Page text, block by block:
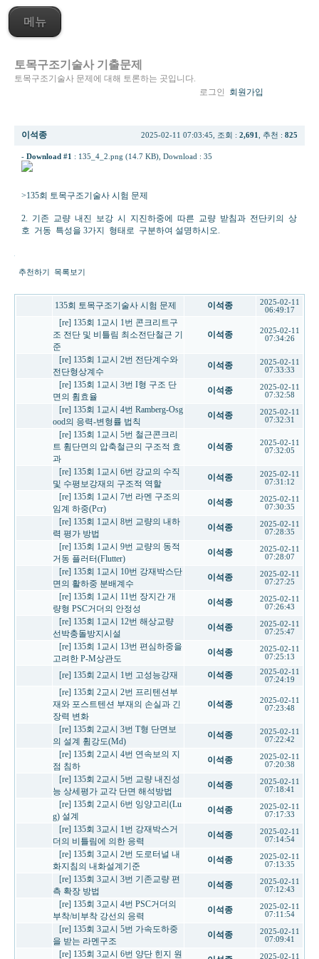
메뉴
토목구조기술사 기출문제
토목구조기술사 문제에 대해 토론하는 곳입니다.
로그인
회원가입
이석종 2025-02-11 07:03:45, 조회 : 2,691 , 추천 : 825
- Download #1 : 135_4_2.png (14.7 KB) , Download : 35
>135회 토목구조기술사 시험 문제
2. 기존 교량 내진 보강 시 지진하중에 따른 교량 받침과 전단키의 상
호 거동 특성을 3가지 형태로 구분하여 설명하시오.
추천하기 목록보기
135회 토목구조기술사 시험 문제 이석종
2025-02-11
06:49:17
[re] 135회 1교시 1번 콘크리트구
조 전단 및 비틀림 최소전단철근 기
준
이석종
2025-02-11
07:34:26
[re] 135회 1교시 2번 전단계수와
전단형상계수
이석종
2025-02-11
07:33:33
[re] 135회 1교시 3번 I형 구조 단
면의 휨효율
이석종
2025-02-11
07:32:58
[re] 135회 1교시 4번 Ramberg-Osg
ood의 응력-변형률 법칙
이석종
2025-02-11
07:32:31
[re] 135회 1교시 5번 철근콘크리
트 휨단면의 압축철근의 구조적 효
과
이석종
2025-02-11
07:32:05
[re] 135회 1교시 6번 강교의 수직
및 수평보강재의 구조적 역할
이석종
2025-02-11
07:31:12
[re] 135회 1교시 7번 라멘 구조의
임계 하중(Pcr)
이석종
2025-02-11
07:30:35
[re] 135회 1교시 8번 교량의 내하
력 평가 방법
이석종
2025-02-11
07:28:35
[re] 135회 1교시 9번 교량의 동적
거동 플러터(Flutter)
이석종
2025-02-11
07:28:07
[re] 135회 1교시 10번 강재박스단
면의 활하중 분배계수
이석종
2025-02-11
07:27:25
[re] 135회 1교시 11번 장지간 개
량형 PSC거더의 안정성
이석종
2025-02-11
07:26:43
[re] 135회 1교시 12번 해상교량
선박충돌방지시설
이석종
2025-02-11
07:25:47
[re] 135회 1교시 13번 편심하중을
고려한 P-M상관도
이석종
2025-02-11
07:25:13
[re] 135회 2교시 1번 고성능강재 이석종
2025-02-11
07:24:19
[re] 135회 2교시 2번 프리텐션부
재와 포스트텐션 부재의 손실과 긴
장력 변화
이석종
2025-02-11
07:23:48
[re] 135회 2교시 3번 T형 단면보
의 설계 휨강도(Md)
이석종
2025-02-11
07:22:42
[re] 135회 2교시 4번 연속보의 지
점 침하
이석종
2025-02-11
07:20:38
[re] 135회 2교시 5번 교량 내진성
능 상세평가 교각 단면 해석방법
이석종
2025-02-11
07:18:41
[re] 135회 2교시 6번 잉양고리(Lu
g) 설계
이석종
2025-02-11
07:17:33
[re] 135회 3교시 1번 강재박스거
더의 비틀림에 의한 응력
이석종
2025-02-11
07:14:54
[re] 135회 3교시 2번 도로터널 내
화지침의 내화설계기준
이석종
2025-02-11
07:13:35
[re] 135회 3교시 3번 기존교량 편
측 확장 방법
이석종
2025-02-11
07:12:43
[re] 135회 3교시 4번 PSC거더의
부착/비부착 강선의 응력
이석종
2025-02-11
07:11:54
[re] 135회 3교시 5번 가속도하중
을 받는 라멘구조
이석종
2025-02-11
07:09:41
[re] 135회 3교시 6번 양단 힌지 원 2025-02-11